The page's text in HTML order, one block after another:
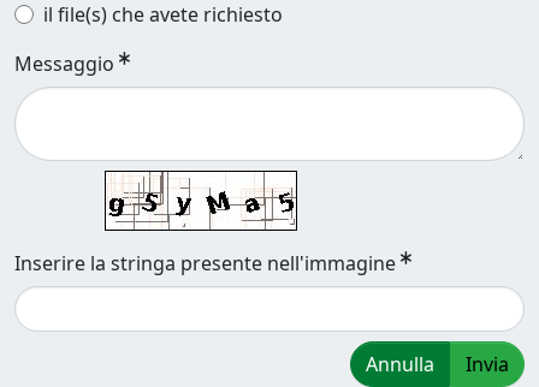
il file(s) che avete richiesto
Messaggio
Inserire la stringa presente nell'immagine
Annulla Invia